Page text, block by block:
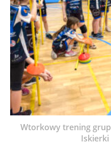
Wtorkowy trening
Iskierki